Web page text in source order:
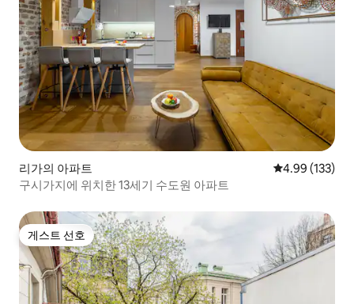
리가의 아파트 평점 4.99점(5
4.99 (133)
구시가지에 위치한 13세기 수도원 아파트
게스트 선호
게스트 선호